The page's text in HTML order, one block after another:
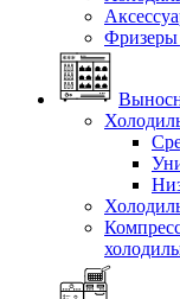
Фризеры